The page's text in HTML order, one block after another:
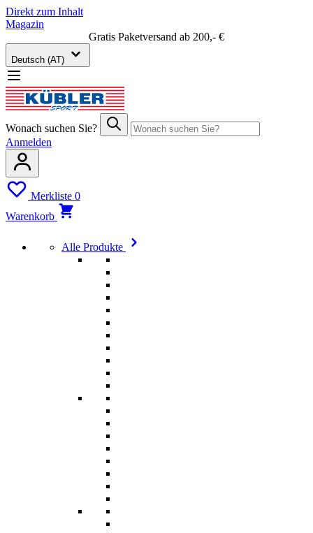
Direkt zum Inhalt
Magazin
Gratis Paketversand ab 200,- €
Deutsch (AT)
Wonach suchen Sie?
Anmelden
Merkliste 0
Warenkorb
Alle Produkte